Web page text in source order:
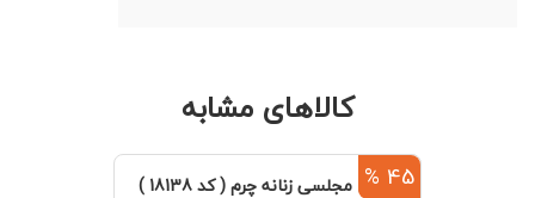
کالاهای مشابه
45 %کفش مجلسی زنانه چرم ( کد 18138 )